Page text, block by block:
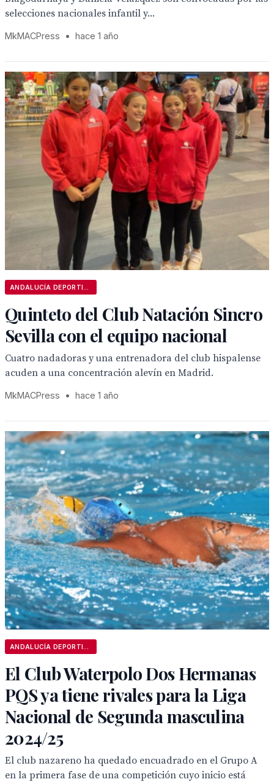
selecciones nacionales infantil y...
MkMACPress • hace 1 año
Quinteto del Club Natación Sincro
Sevilla con el equipo nacional
Cuatro nadadoras y una entrenadora del club hispalense
acuden a una concentración alevín en Madrid.
MkMACPress • hace 1 año
El Club Waterpolo Dos Hermanas
PQS ya tiene rivales para la Liga
Nacional de Segunda masculina
2024/25
El club nazareno ha quedado encuadrado en el Grupo A
en la primera fase de una competición cuyo inicio está